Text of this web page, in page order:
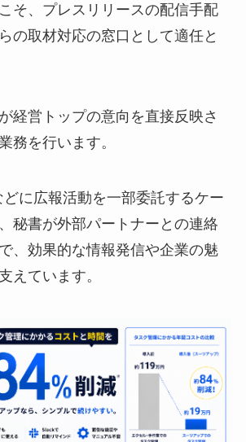
そ、プレスリリースの配信手配
の取材対応の窓口として適任と
経営トップの意向を直接反映さ
務を行います。
どに広報活動を一部委託するケー
秘書が外部パートナーとの連絡
、効果的な情報発信や企業の魅
えています。